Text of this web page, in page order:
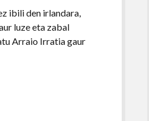
ibili den irlandara,
luze eta zabal
Arraio Irratia gaur